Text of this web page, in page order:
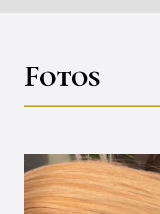
Fotos